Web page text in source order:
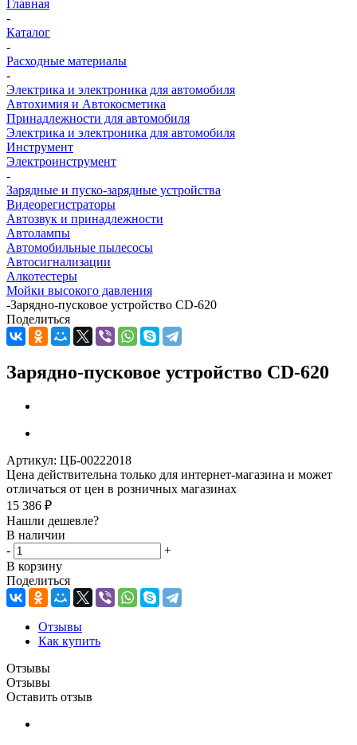
Главная
-
Каталог
-
Расходные материалы
-
Электрика и электроника для автомобиля
Автохимия и Автокосметика
Принадлежности для автомобиля
Электрика и электроника для автомобиля
Инструмент
Электроинструмент
-
Зарядные и пуско-зарядные устройства
Видеорегистраторы
Автозвук и принадлежности
Автолампы
Автомобильные пылесосы
Автосигнализации
Алкотестеры
Мойки высокого давления
-Зарядно-пусковое устройство CD-620
Поделиться
Зарядно-пусковое устройство CD-620
Артикул: ЦБ-00222018
Цена действительна только для интернет-магазина и может
отличаться от цен в розничных магазинах
15 386 ₽
Нашли дешевле?
В наличии
-
+
В корзину
Поделиться
Отзывы
Как купить
Отзывы
Отзывы
Оставить отзыв